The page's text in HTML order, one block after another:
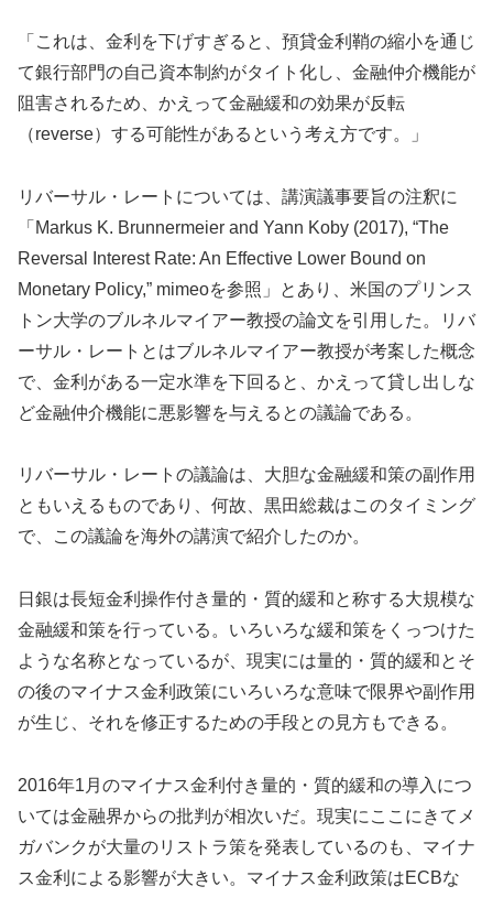
「これは、金利を下げすぎると、預貸金利鞘の縮小を通じ
て銀行部門の自己資本制約がタイト化し、金融仲介機能が
阻害されるため、かえって金融緩和の効果が反転
（reverse）する可能性があるという考え方です。」
リバーサル・レートについては、講演議事要旨の注釈に
「Markus K. Brunnermeier and Yann Koby (2017), “The
Reversal Interest Rate: An Effective Lower Bound on
Monetary Policy,” mimeoを参照」とあり、米国のプリンス
トン大学のブルネルマイアー教授の論文を引用した。リバ
ーサル・レートとはブルネルマイアー教授が考案した概念
で、金利がある一定水準を下回ると、かえって貸し出しな
ど金融仲介機能に悪影響を与えるとの議論である。
リバーサル・レートの議論は、大胆な金融緩和策の副作用
ともいえるものであり、何故、黒田総裁はこのタイミング
で、この議論を海外の講演で紹介したのか。
日銀は長短金利操作付き量的・質的緩和と称する大規模な
金融緩和策を行っている。いろいろな緩和策をくっつけた
ような名称となっているが、現実には量的・質的緩和とそ
の後のマイナス金利政策にいろいろな意味で限界や副作用
が生じ、それを修正するための手段との見方もできる。
2016年1月のマイナス金利付き量的・質的緩和の導入につ
いては金融界からの批判が相次いだ。現実にここにきてメ
ガバンクが大量のリストラ策を発表しているのも、マイナ
ス金利による影響が大きい。マイナス金利政策はECBな